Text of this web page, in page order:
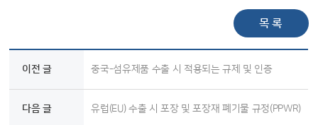
목 록
이전 글 중국-섬유제품 수출 시 적용되는 규제 및 인증
다음 글 유럽(EU) 수출 시 포장 및 포장재 폐기물 규정(PPWR)